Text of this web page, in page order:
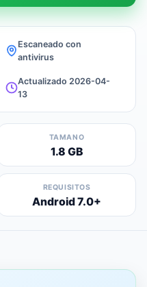
Escaneado con
antivirus
Actualizado 2026-04-
13
TAMANO
1.8 GB
REQUISITOS
Android 7.0+